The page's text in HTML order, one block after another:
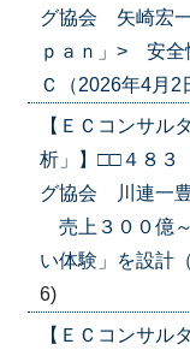
グ協会 矢崎宏
ｐａｎ」> 安全
Ｃ（2026年4月2
【ＥＣコンサル
析」】□□４８３
グ協会 川連一
売上３００億
い体験」を設計
6)
【ＥＣコンサル